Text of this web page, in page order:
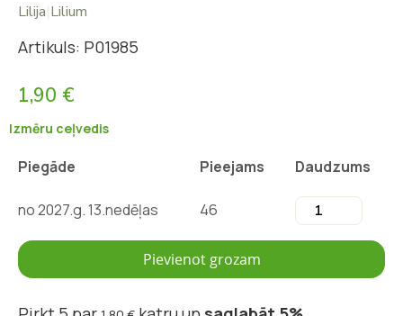
Lilija|Lilium
Artikuls: P01985
1,90 €
Izmēru ceļvedis
Piegāde Pieejams Daudzums
no 2027.g. 13.nedēļas 46
Pievienot grozam